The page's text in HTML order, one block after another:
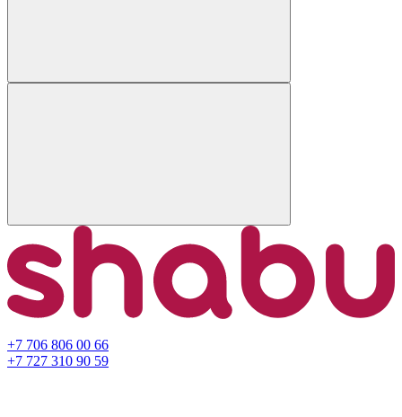
+7 706 806 00 66
+7 727 310 90 59